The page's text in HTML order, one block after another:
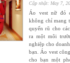
Cập nhật: May 7,
Áo vest nữ đỏ
không chỉ mang
quyến rũ cho
ra một môi
nghiệp cho
bạn. Áo vest
cho bạn một